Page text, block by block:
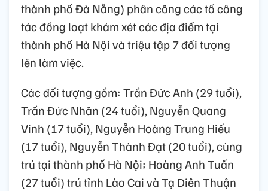
thành phố Đà Nẵng) phân công các tổ công
tác đồng loạt khám xét các địa điểm tại
thành phố Hà Nội và triệu tập 7 đối tượng
lên làm việc.
Các đối tượng gồm: Trần Đức Anh (29 tuổi),
Trần Đức Nhân (24 tuổi), Nguyễn Quang
Vinh (17 tuổi), Nguyễn Hoàng Trung Hiếu
(17 tuổi), Nguyễn Thành Đạt (20 tuổi), cùng
trú tại thành phố Hà Nội; Hoàng Anh Tuấn
(27 tuổi) trú tỉnh Lào Cai và Tạ Diên Thuận